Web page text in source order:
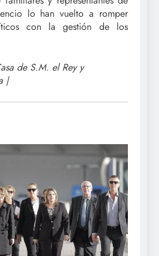
lo han vuelto a romper
con la gestión de los
de S.M. el Rey y
|